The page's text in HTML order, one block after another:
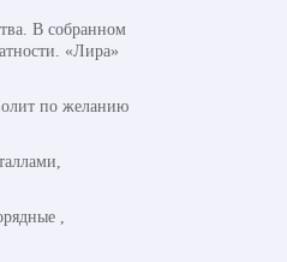
В собранном
«Лира»
по желанию
,